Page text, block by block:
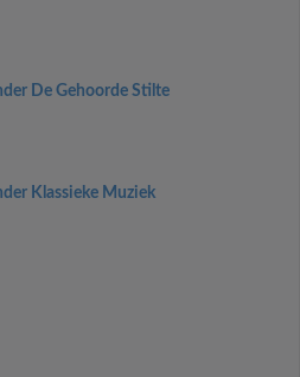
De Gehoorde Stilte
Klassieke Muziek